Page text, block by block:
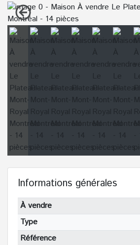
Informations générales
À vendre
Type
Référence